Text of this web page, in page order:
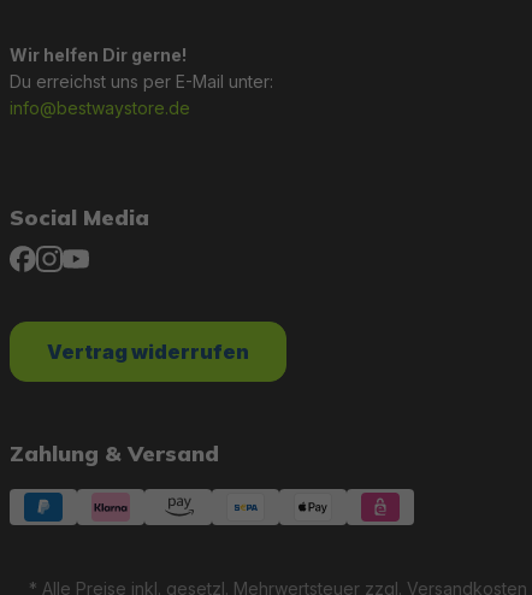
Wir helfen Dir gerne!
Du erreichst uns per E-Mail unter:
info@bestwaystore.de
Social Media
Zahlung & Versand
Vertrag widerrufen
* Alle Preise inkl. gesetzl. Mehrwertsteuer zzgl. Versandkosten